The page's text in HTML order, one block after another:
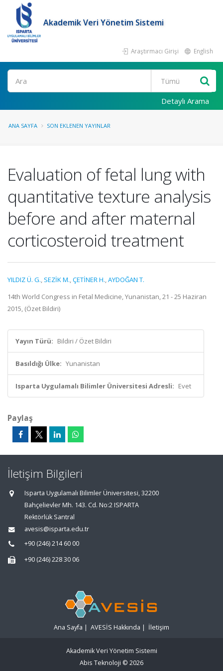
Akademik Veri Yönetim Sistemi
Araştırmacı Girişi English
Ara
Detaylı Arama
ANA SAYFA SON EKLENEN YAYINLAR
Evaluation of fetal lung with
quantitative texture analysis
before and after maternal
corticosteroid treatment
YILDIZ Ü. G., SEZİK M.,ÇETİNER H.,AYDOĞAN T.
14th World Congress in Fetal Medicine, Yunanistan, 21 - 25 Haziran
2015, (Özet Bildiri)
Yayın Türü: Bildiri / Özet Bildiri
Basıldığı Ülke: Yunanistan
Isparta Uygulamalı Bilimler Üniversitesi Adresli: Evet
Paylaş
İletişim Bilgileri
Isparta Uygulamalı Bilimler Üniversitesi, 32200
Bahçelievler Mh. 143. Cd. No:2 ISPARTA
Rektörlük Santral
avesis@isparta.edu.tr
+90 (246) 214 60 00
+90 (246) 228 30 06
Ana Sayfa | AVESİS Hakkında | İletişim
Akademik Veri Yönetim Sistemi
Abis Teknoloji © 2026